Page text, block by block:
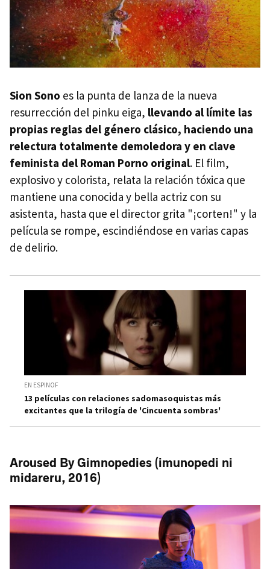
Sion Sono es la punta de lanza de la nueva
resurrección del pinku eiga, llevando al límite las
propias reglas del género clásico, haciendo una
relectura totalmente demoledora y en clave
feminista del Roman Porno original. El film,
explosivo y colorista, relata la relación tóxica que
mantiene una conocida y bella actriz con su
asistenta, hasta que el director grita "¡corten!" y la
película se rompe, escindiéndose en varias capas
de delirio.
EN ESPINOF
13 películas con relaciones sadomasoquistas más
excitantes que la trilogía de 'Cincuenta sombras'
Aroused By Gimnopedies (imunopedi ni
midareru, 2016)